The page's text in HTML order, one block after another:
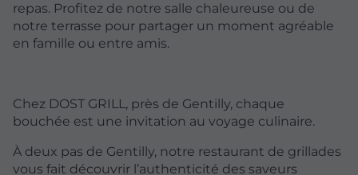
repas. Profitez de notre salle chaleureuse ou de
notre terrasse pour partager un moment agréable
en famille ou entre amis.
Chez DOST GRILL, près de Gentilly, chaque
bouchée est une invitation au voyage culinaire.
À deux pas de Gentilly, notre restaurant de grillades
vous fait découvrir l’authenticité des saveurs